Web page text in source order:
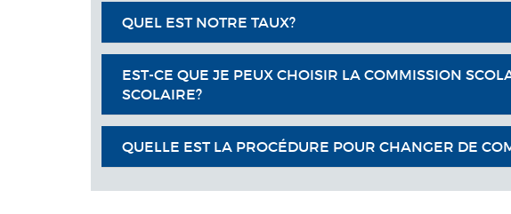
QUEL EST NOTRE TAUX?
EST-CE QUE JE PEUX CHOISIR LA COMMISSION
SCOLAIRE?
QUELLE EST LA PROCÉDURE POUR CHANGER DE